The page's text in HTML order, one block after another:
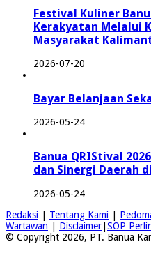
Festival Kuliner
Kerakyatan Melalui
Masyarakat
2026-07-20
Bayar Belanjaan
2026-05-24
Banua QRIStival
dan Sinergi Daerah
2026-05-24
Redaksi
Tentang Kami
Wartawan
Disclaimer SOP
© Copyright 2026, PT. Banua